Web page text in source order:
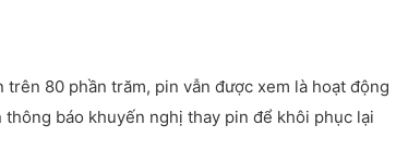
80 phần trăm, pin vẫn được xem là hoạt động
báo khuyến nghị thay pin để khôi phục lại